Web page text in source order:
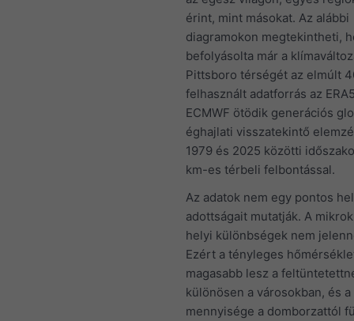
érint, mint másokat. Az alábbi
diagramokon megtekintheti,
befolyásolta már a
Pittsboro térségét az elmúlt
felhasznált adatforrás az
ECMWF ötödik generációs
éghajlati visszatekintő
1979 és 2025 közötti
km-es térbeli felbontással.
Az adatok nem egy pontos
adottságait mutatják. A
helyi különbségek nem
Ezért a tényleges
magasabb lesz a
különösen a városokban, és
mennyisége a domborzattól